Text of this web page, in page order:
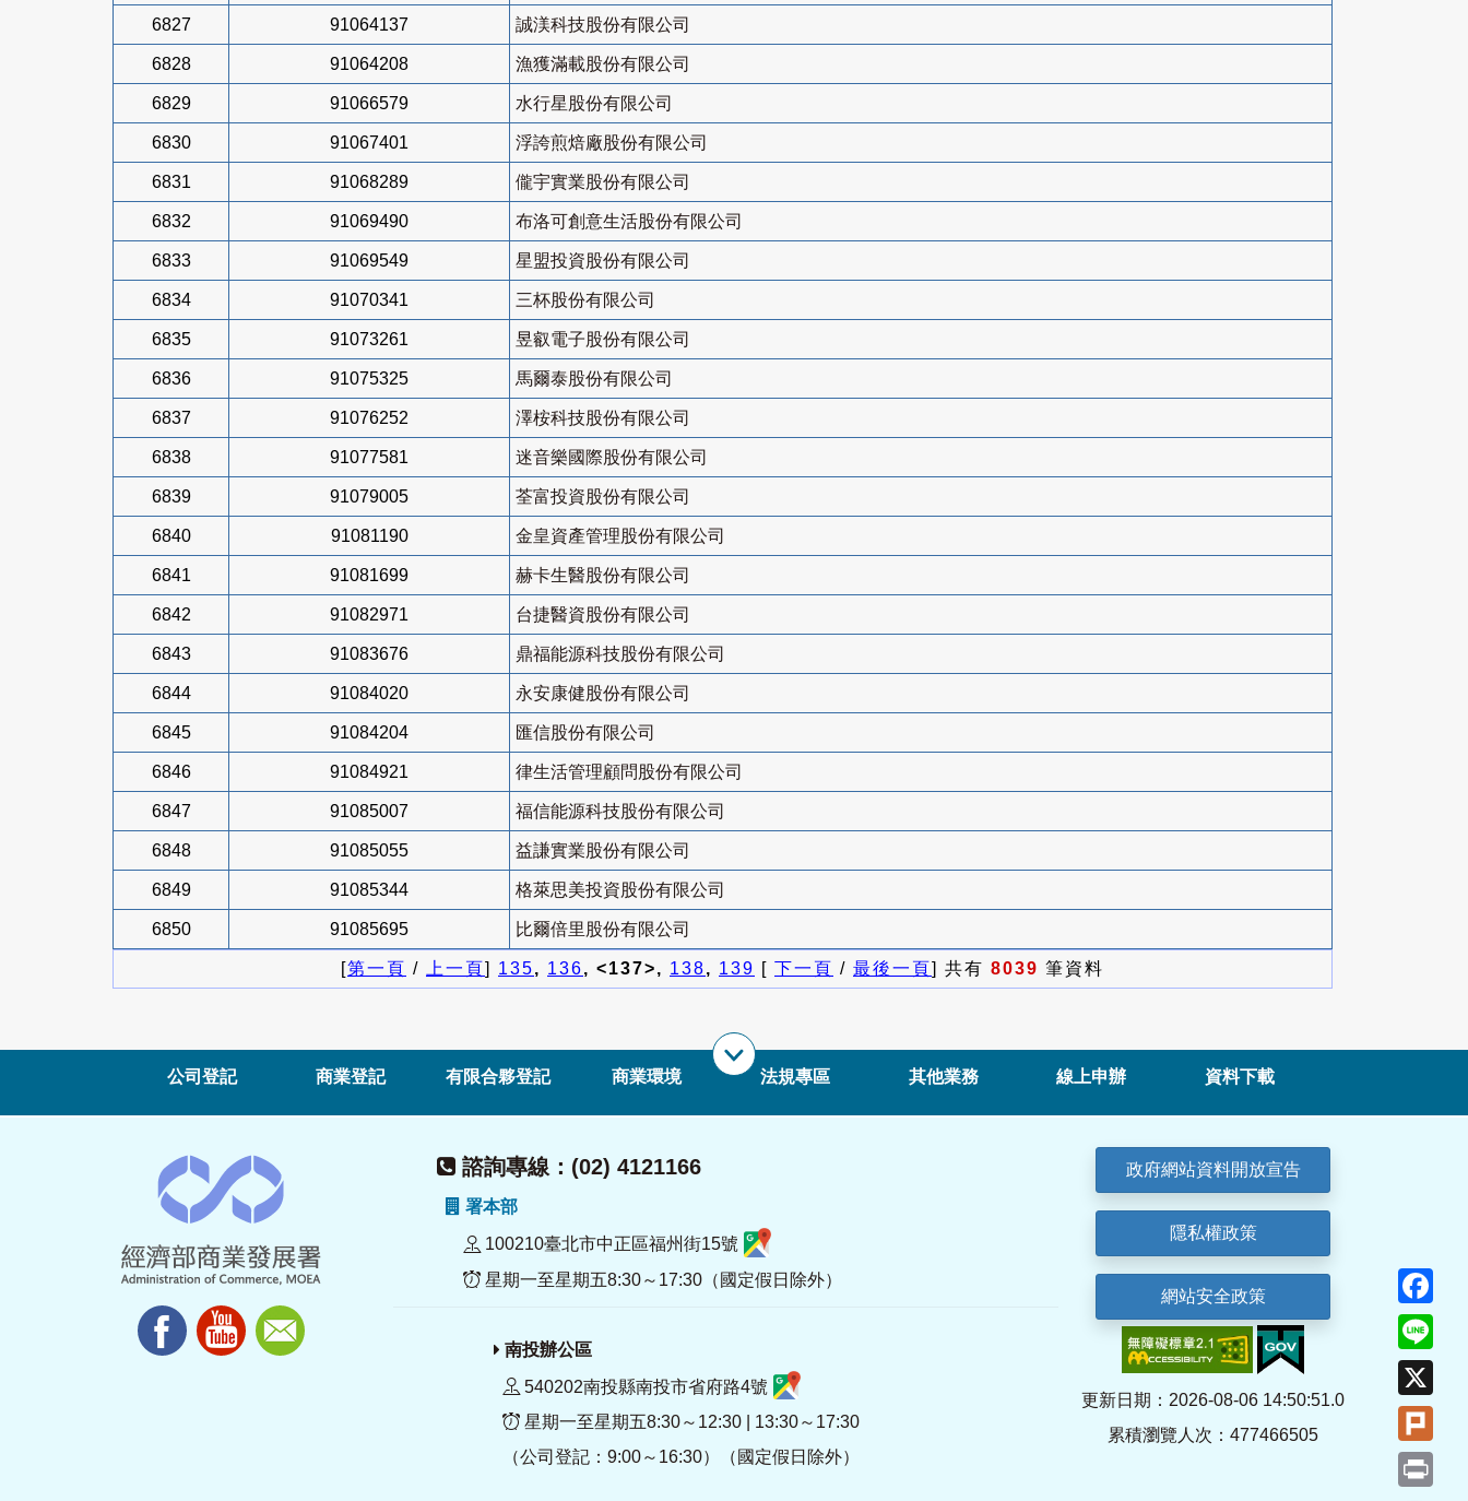
6827 91064137 誠渼科技股份有限公司
6828 91064208 漁獲滿載股份有限公司
6829 91066579 水行星股份有限公司
6830 91067401 浮誇煎焙廠股份有限公司
6831 91068289 儱宇實業股份有限公司
6832 91069490 布洛可創意生活股份有限公司
6833 91069549 星盟投資股份有限公司
6834 91070341 三杯股份有限公司
6835 91073261 昱叡電子股份有限公司
6836 91075325 馬爾泰股份有限公司
6837 91076252 澤桉科技股份有限公司
6838 91077581 迷音樂國際股份有限公司
6839 91079005 荃富投資股份有限公司
6840 91081190 金皇資產管理股份有限公司
6841 91081699 赫卡生醫股份有限公司
6842 91082971 台捷醫資股份有限公司
6843 91083676 鼎福能源科技股份有限公司
6844 91084020 永安康健股份有限公司
6845 91084204 匯信股份有限公司
6846 91084921 律生活管理顧問股份有限公司
6847 91085007 福信能源科技股份有限公司
6848 91085055 益謙實業股份有限公司
6849 91085344 格萊思美投資股份有限公司
6850 91085695 比爾倍里股份有限公司
[第一頁 / 上一頁] 135, 136, <137>, 138, 139 [ 下一頁 / 最後一頁] 共有 8039 筆資料
公司登記 商業登記 有限合夥登記 商業環境 法規專區 其他業務 線上申辦 資料下載
諮詢專線：(02) 4121166
署本部
100210臺北市中正區福州街15號
星期一至星期五8:30～17:30（國定假日除外）
南投辦公區
540202南投縣南投市省府路4號
星期一至星期五8:30～12:30 | 13:30～17:30
（公司登記：9:00～16:30）（國定假日除外）
政府網站資料開放宣告
隱私權政策
網站安全政策
更新日期：2026-08-06 14:50:51.0
累積瀏覽人次：477466505